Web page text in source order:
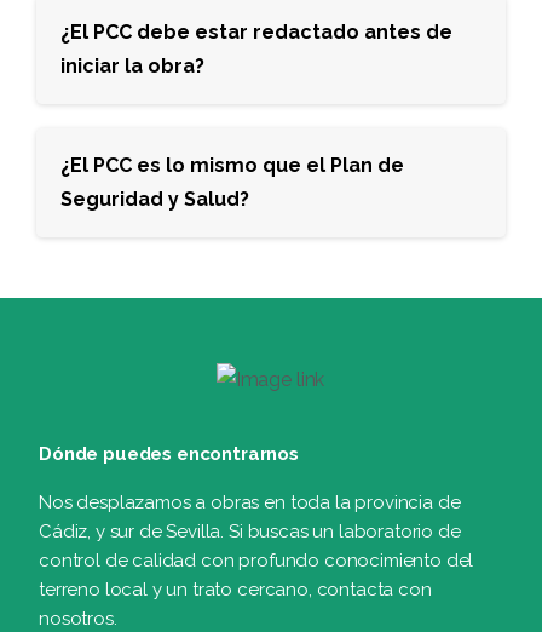
¿El PCC debe estar redactado antes de
iniciar la obra?
¿El PCC es lo mismo que el Plan de
Seguridad y Salud?
Dónde puedes encontrarnos
Nos desplazamos a obras en toda la provincia de
Cádiz, y sur de Sevilla. Si buscas un laboratorio de
control de calidad con profundo conocimiento del
terreno local y un trato cercano, contacta con
nosotros.